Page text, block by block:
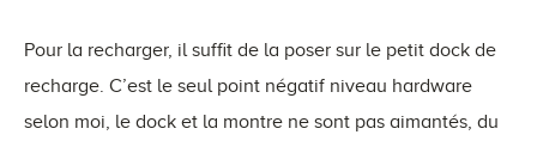
Pour la recharger, il suffit de la poser sur le petit dock de
recharge. C’est le seul point négatif niveau hardware
selon moi, le dock et la montre ne sont pas aimantés, du